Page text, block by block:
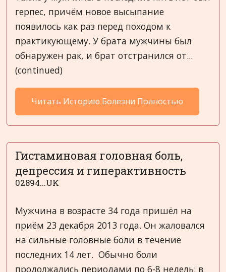
герпес, причём новое высыпание
появилось как раз перед походом к
практикующему. У брата мужчины был
обнаружен рак, и брат отстранился от...
(continued)
Читать Историю Болезни Полностью
Гистаминовая головная боль,
депрессия и гиперактивность
02894...UK
Мужчина в возрасте 34 года пришёл на
приём 23 декабря 2013 года. Он жаловался
на сильные головные боли в течение
последних 14 лет. Обычно боли
продолжались периодами по 6-8 недель: в